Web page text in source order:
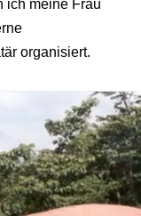
ich meine Frau
organisiert.